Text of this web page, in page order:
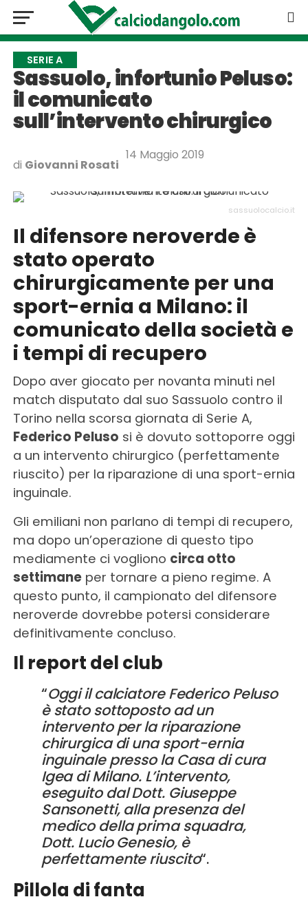
SERIE A
Sassuolo, infortunio Peluso:
il comunicato
sull’intervento chirurgico
di Giovanni Rosati
14 Maggio 2019
sassuolocalcio.it
Il difensore neroverde è
stato operato
chirurgicamente per una
sport-ernia a Milano: il
comunicato della società e
i tempi di recupero
Dopo aver giocato per novanta minuti nel
match disputato dal suo Sassuolo contro il
Torino nella scorsa giornata di Serie A,
Federico Peluso si è dovuto sottoporre oggi
a un intervento chirurgico (perfettamente
riuscito) per la riparazione di una sport-ernia
inguinale.
Gli emiliani non parlano di tempi di recupero,
ma dopo un’operazione di questo tipo
mediamente ci vogliono circa otto
settimaneper tornare a pieno regime. A
questo punto, il campionato del difensore
neroverde dovrebbe potersi considerare
definitivamente concluso.
Il report del club
“Oggi il calciatore Federico Peluso
è stato sottoposto ad un
intervento per la riparazione
chirurgica di una sport-ernia
inguinale presso la Casa di cura
Igea di Milano. L’intervento,
eseguito dal Dott. Giuseppe
Sansonetti, alla presenza del
medico della prima squadra,
Dott. Lucio Genesio, è
perfettamente riuscito“.
Pillola di fanta